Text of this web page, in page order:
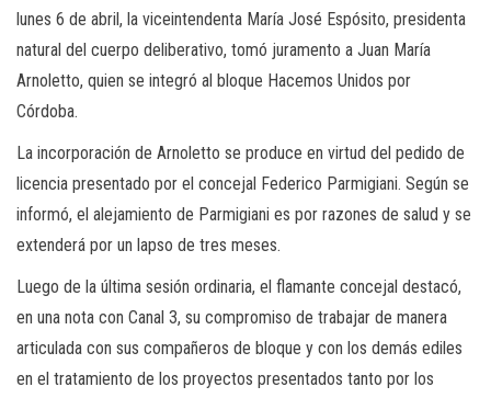
lunes 6 de abril, la viceintendenta María José Espósito, presidenta
natural del cuerpo deliberativo, tomó juramento a Juan María
Arnoletto, quien se integró al bloque Hacemos Unidos por
Córdoba.
La incorporación de Arnoletto se produce en virtud del pedido de
licencia presentado por el concejal Federico Parmigiani. Según se
informó, el alejamiento de Parmigiani es por razones de salud y se
extenderá por un lapso de tres meses.
Luego de la última sesión ordinaria, el flamante concejal destacó,
en una nota con Canal 3, su compromiso de trabajar de manera
articulada con sus compañeros de bloque y con los demás ediles
en el tratamiento de los proyectos presentados tanto por los